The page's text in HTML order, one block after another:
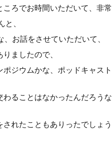
ろでお時間いただいて、非
、
お話をさせていただいて、
ましたので、
ジウムかな、ポッドキャス
ることはなかったんだろう
れたこともありったでしょ